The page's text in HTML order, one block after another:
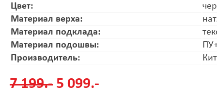
Цвет:
Материал верха:
Материал подклада:
Материал подошвы:
Производитель:
7 199.- 5 099.-